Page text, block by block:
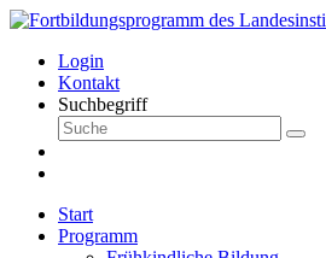
Login
Kontakt
Suchbegriff
Start
Programm